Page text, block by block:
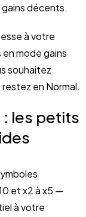
décents.
à votre
mode gains
souhaitez
en Normal.
les petits
et x2 à x5 —
à votre